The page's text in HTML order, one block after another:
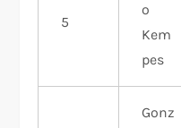
5
o
Kem
pes
Gonz